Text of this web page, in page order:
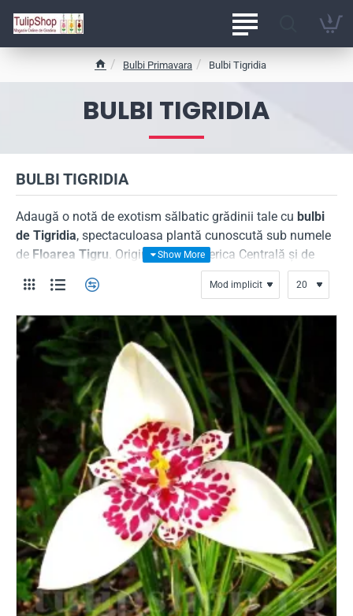
BULBI TIGRIDIA
e
Bulbi Primavara Bulbi Tigridia
BULBI TIGRIDIA
Adaugă o notă de exotism sălbatic grădinii tale cu bulbi
de Tigridia, spectaculoasa plantă cunoscută sub numele
de Floarea Tigru. Originară din America Centrală și de
Sud, Tigridia captivează privirea prin centrul său unic,
„pictat” cu pete contrastante ce amintesc de blana unui
leopard sau a unui tigru. La TulipShop, îți oferim bulbi de
calitate superioară, gata să transforme orice bordură într-
o destinație exotică.
De ce să alegi Tigridia (Floarea
Tigru) pentru grădina ta?
Design Unic în Lumea Florilor:Cele trei petale
mari, triunghiulare, încadrează un centru intens
punctat, creând un aspect grafic fascinant și plin de
energie.
🎨
Culori Incandescente:Disponibilă într-o gamă de
nuanțe vibrante — de la galben auriu și portocaliu
aprins, până la roșu intens și alb pur, toate cu
centrul caracteristic „tigrat”.